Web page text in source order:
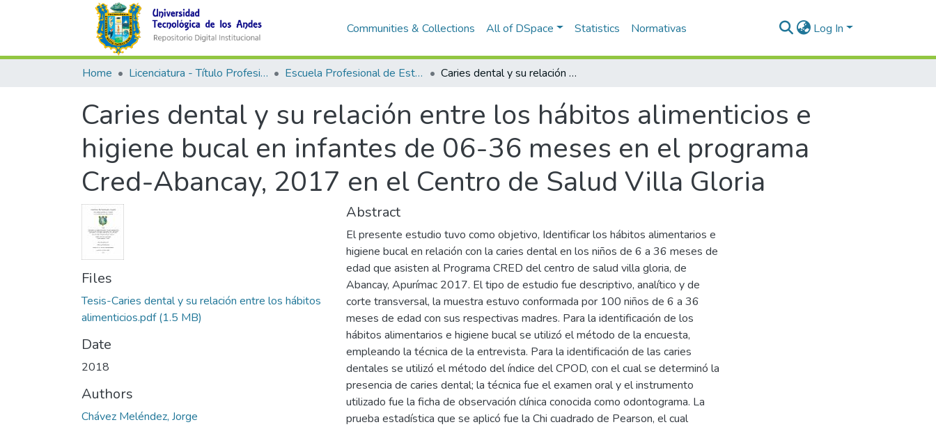
Communities & Collections All of DSpace Statistics Normativas Log In
Home Licenciatura - Título Profesional Escuela Profesional de Estomatología Caries dental y su relación entre los hábitos alimenticios e higiene bucal en infantes de 06-36 meses en el programa Cred-Abancay, 2017 en el Centro de Salud Villa Gloria
Caries dental y su relación entre los hábitos alimenticios e
higiene bucal en infantes de 06-36 meses en el programa
Cred-Abancay, 2017 en el Centro de Salud Villa Gloria
Files
Tesis-Caries dental y su relación entre los hábitos
alimenticios.pdf(1.5 MB)
Date
2018
Authors
Chávez Meléndez, Jorge
Abstract
El presente estudio tuvo como objetivo, Identificar los hábitos alimentarios e
higiene bucal en relación con la caries dental en los niños de 6 a 36 meses de
edad que asisten al Programa CRED del centro de salud villa gloria, de
Abancay, Apurímac 2017. El tipo de estudio fue descriptivo, analítico y de
corte transversal, la muestra estuvo conformada por 100 niños de 6 a 36
meses de edad con sus respectivas madres. Para la identificación de los
hábitos alimentarios e higiene bucal se utilizó el método de la encuesta,
empleando la técnica de la entrevista. Para la identificación de las caries
dentales se utilizó el método del índice del CPOD, con el cual se determinó la
presencia de caries dental; la técnica fue el examen oral y el instrumento
utilizado fue la ficha de observación clínica conocida como odontograma. La
prueba estadística que se aplicó fue la Chi cuadrado de Pearson, el cual